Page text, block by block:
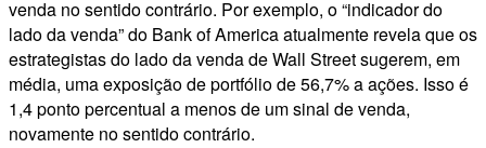
venda no sentido contrário. Por exemplo, o “indicador do
lado da venda” do Bank of America atualmente revela que os
estrategistas do lado da venda de Wall Street sugerem, em
média, uma exposição de portfólio de 56,7% a ações. Isso é
1,4 ponto percentual a menos de um sinal de venda,
novamente no sentido contrário.